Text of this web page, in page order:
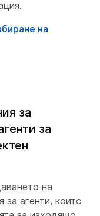
на
за
за
на
за агенти, които